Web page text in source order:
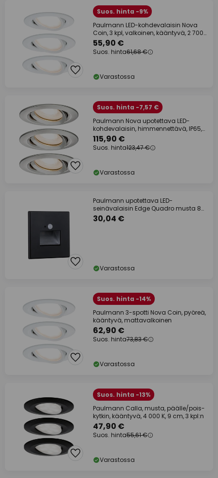
Suos. hinta -9%
Paulmann LED-kohdevalaisin Nova
Coin, 3 kpl, valkoinen, kääntyvä, 2 700
K
55,90 €
Suos. hinta61,68 €
Varastossa
Suos. hinta -7,57 €
Paulmann Nova upotettava LED-
kohdevalaisin, himmennettävä, IP65,
rauta
115,90 €
Suos. hinta123,47 €
Varastossa
Paulmann upotettava LED-
seinävalaisin Edge Quadro musta 8
cm
30,04 €
Varastossa
Suos. hinta -14%
Paulmann 3-spotti Nova Coin, pyöreä,
kääntyvä, mattavalkoinen
62,90 €
Suos. hinta73,83 €
Varastossa
Suos. hinta -13%
Paulmann Calla, musta, päälle/pois-
kytkin, kääntyvä, 4 000 K, 9 cm, 3 kpl:n
47,90 €
Suos. hinta55,61 €
Varastossa